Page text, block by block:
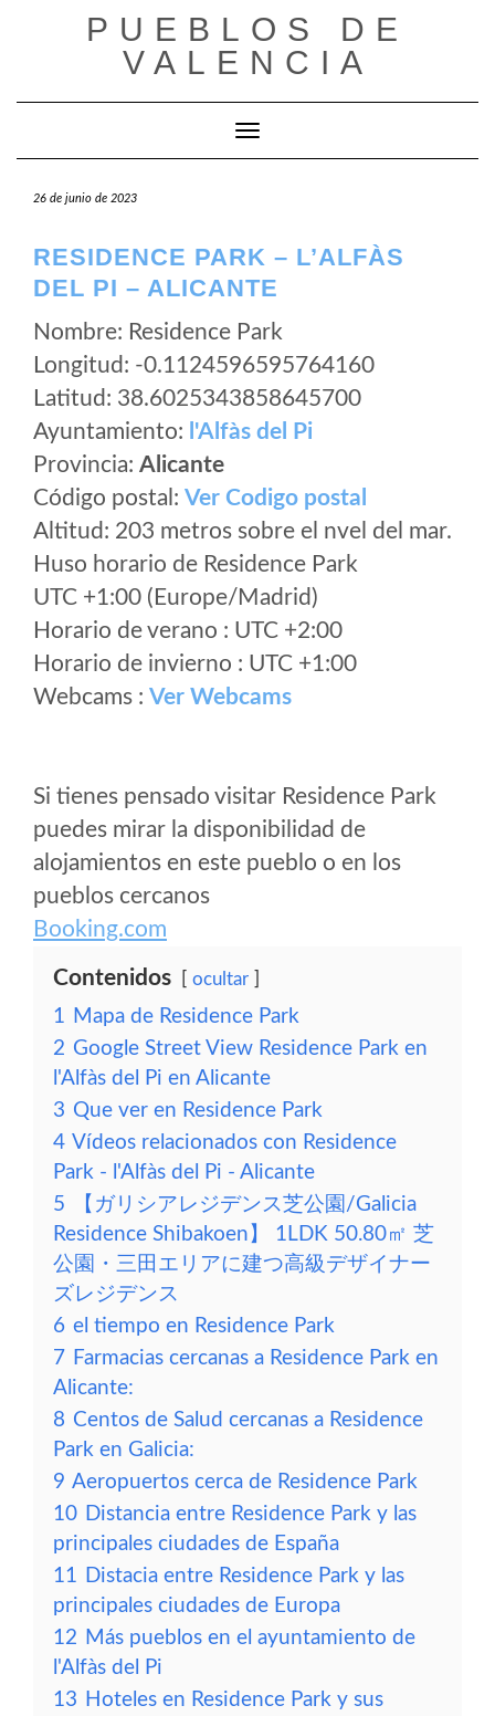
PUEBLOS DE
VALENCIA
Cambiar modo de navegación
26 de junio de 2023
RESIDENCE PARK – L’ALFÀS
DEL PI – ALICANTE
Nombre: Residence Park
Longitud: -0.1124596595764160
Latitud: 38.6025343858645700
Ayuntamiento: l'Alfàs del Pi
Provincia: Alicante
Código postal: Ver Codigo postal
Altitud: 203 metros sobre el nvel del mar.
Huso horario de Residence Park
UTC +1:00 (Europe/Madrid)
Horario de verano : UTC +2:00
Horario de invierno : UTC +1:00
Webcams : Ver Webcams
Si tienes pensado visitar Residence Park
puedes mirar la disponibilidad de
alojamientos en este pueblo o en los
pueblos cercanos
Booking.com
Contenidos ocultar
1 Mapa de Residence Park
2 Google Street View Residence Park en
l'Alfàs del Pi en Alicante
3 Que ver en Residence Park
4 Vídeos relacionados con Residence
Park - l'Alfàs del Pi - Alicante
5
【ガリシアレジデンス芝公園/Galicia
Residence Shibakoen】 1LDK 50.80㎡ 芝
公園・三田エリアに建つ高級デザイナー
ズレジデンス
6 el tiempo en Residence Park
7 Farmacias cercanas a Residence Park en
Alicante:
8 Centos de Salud cercanas a Residence
Park en Galicia:
9 Aeropuertos cerca de Residence Park
10 Distancia entre Residence Park y las
principales ciudades de España
11 Distacia entre Residence Park y las
principales ciudades de Europa
12 Más pueblos en el ayuntamiento de
l'Alfàs del Pi
13 Hoteles en Residence Park y sus